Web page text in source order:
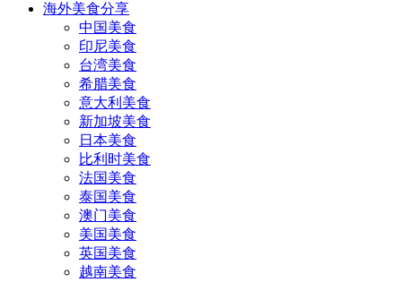
海外美食分享
中国美食
印尼美食
台湾美食
希腊美食
意大利美食
新加坡美食
日本美食
比利时美食
法国美食
泰国美食
澳门美食
美国美食
英国美食
越南美食